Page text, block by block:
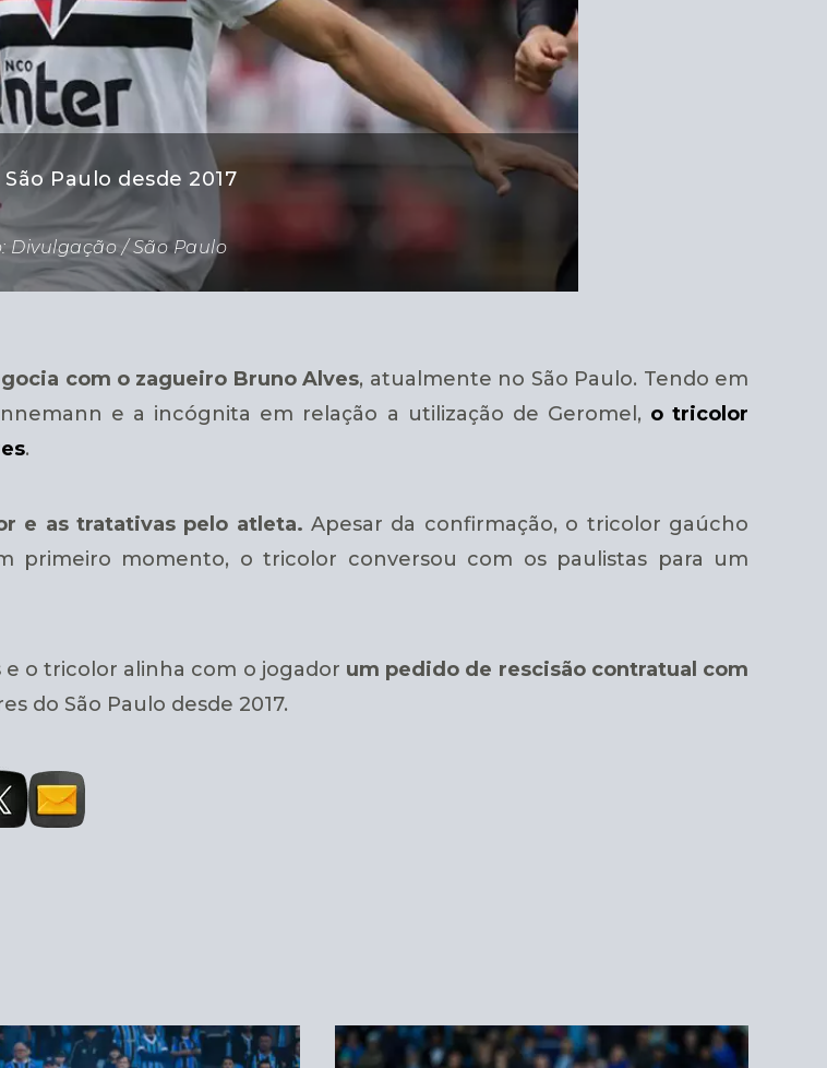
Paulo desde 2017
Divulgação / São Paulo
com o zagueiro Bruno Alves, atualmente no São Paulo. Tendo em
e a incógnita em relação a utilização de Geromel, o tricolor
.
e as tratativas pelo atleta. Apesar da confirmação, o tricolor gaúcho
primeiro momento, o tricolor conversou com os paulistas para um
e o tricolor alinha com o jogador um pedido de rescisão contratual com
do São Paulo desde 2017.